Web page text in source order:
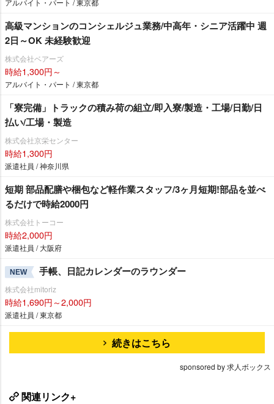
高級マンションのコンシェルジュ業務/中高年・シニア活躍中 週
2日～OK 未経験歓迎
株式会社ベアーズ
時給1,300円～
アルバイト・パート / 東京都
「寮完備」トラックの積み荷の組立/即入寮/製造・工場/日勤/日
払い/工場・製造
株式会社京栄センター
時給1,300円
派遣社員 / 神奈川県
短期 部品配膳や梱包など軽作業スタッフ/3ヶ月短期!部品を並べ
るだけで時給2000円
株式会社トーコー
時給2,000円
派遣社員 / 大阪府
NEW 手帳、日記カレンダーのラウンダー
株式会社mitoriz
時給1,690円～2,000円
派遣社員 / 東京都
続きはこちら
sponsored by 求人ボックス
関連リンク+